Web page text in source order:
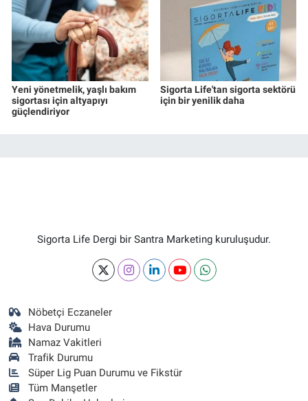
Yeni yönetmelik, yaşlı bakım
sigortası için altyapıyı
güçlendiriyor
Sigorta Life'tan sigorta sektörü
için bir yenilik daha
Sigorta Life Dergi bir Santra Marketing kuruluşudur.
Nöbetçi Eczaneler
Hava Durumu
Namaz Vakitleri
Trafik Durumu
Süper Lig Puan Durumu ve Fikstür
Tüm Manşetler